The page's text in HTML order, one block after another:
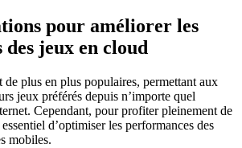
pour améliorer les
jeux en cloud
plus en plus populaires, permettant aux
jeux préférés depuis n’importe quel
Cependant, pour profiter pleinement de
d’optimiser les performances des
mobiles.